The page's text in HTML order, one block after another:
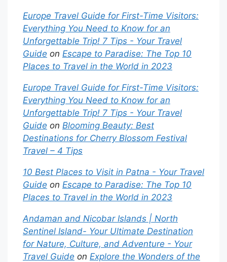
Europe Travel Guide for First-Time Visitors:
Everything You Need to Know for an
Unforgettable Trip! 7 Tips - Your Travel
Guide on Escape to Paradise: The Top 10
Places to Travel in the World in 2023
Europe Travel Guide for First-Time Visitors:
Everything You Need to Know for an
Unforgettable Trip! 7 Tips - Your Travel
Guide on Blooming Beauty: Best
Destinations for Cherry Blossom Festival
Travel – 4 Tips
10 Best Places to Visit in Patna - Your Travel
Guide on Escape to Paradise: The Top 10
Places to Travel in the World in 2023
Andaman and Nicobar Islands | North
Sentinel Island- Your Ultimate Destination
for Nature, Culture, and Adventure - Your
Travel Guide on Explore the Wonders of the